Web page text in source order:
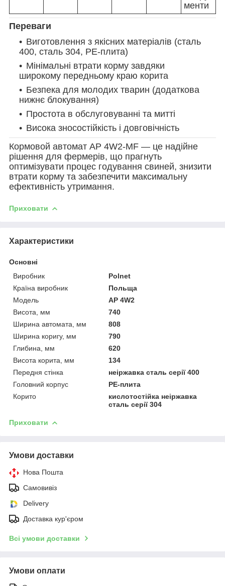
менти
Переваги
Виготовлення з якісних матеріалів (сталь
400, сталь 304, PE-плита)
Мінімальні втрати корму завдяки
широкому передньому краю корита
Безпека для молодих тварин (додаткова
нижнє блокування)
Простота в обслуговуванні та митті
Висока зносостійкість і довговічність
Кормовой автомат AP 4W2-MF — це надійне
рішення для фермерів, що прагнуть
оптимізувати процес годування свиней, знизити
втрати корму та забезпечити максимальну
ефективність утримання.
Приховати
Характеристики
Основні
Виробник
Polnet
Країна виробник
Польща
Модель
AP 4W2
Висота, мм
740
Ширина автомата, мм
808
Ширина коригу, мм
790
Глибина, мм
620
Висота корита, мм
134
Передня стінка
неіржавка сталь серії 400
Головний корпус
PE-плита
Корито
кислотостійка неіржавка
сталь серії 304
Приховати
Умови доставки
Нова Пошта
Самовивіз
Delivery
Доставка кур'єром
Всі умови доставки
Умови оплати